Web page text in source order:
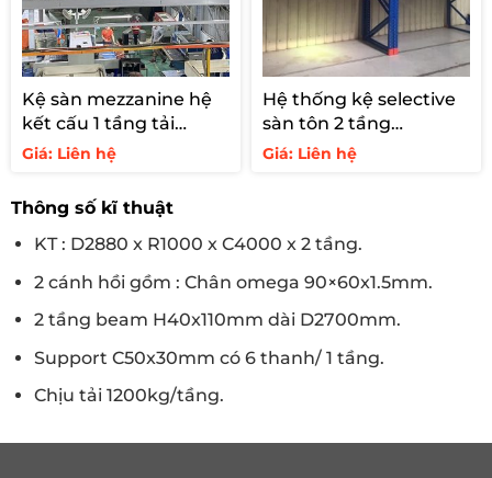
Kệ sàn mezzanine hệ
kết cấu 1 tầng tải
250kg/m2
Giá: Liên hệ
Hệ thống kệ selective
sàn tôn 2 tầng
3000kg/tầng
Giá: Liên hệ
Thông số kĩ thuật
KT : D2880 x R1000 x C4000 x 2 tầng.
2 cánh hồi gồm : Chân omega 90×60x1.5mm.
2 tầng beam H40x110mm dài D2700mm.
Support C50x30mm có 6 thanh/ 1 tầng.
Chịu tải 1200kg/tầng.